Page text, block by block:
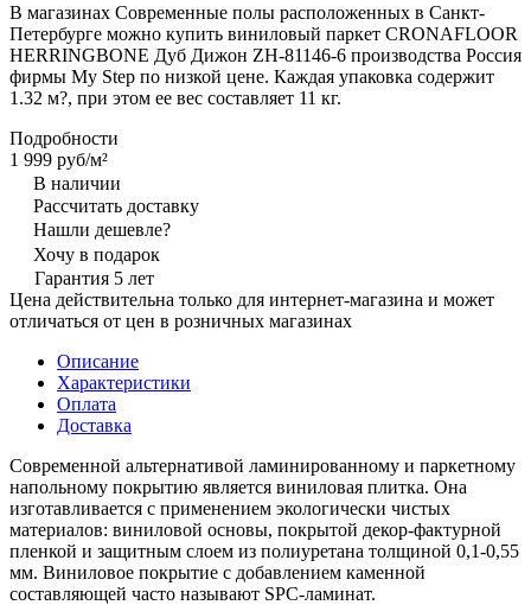
В магазинах Современные полы расположенных в Санкт-
Петербурге можно купить виниловый паркет CRONAFLOOR
HERRINGBONE Дуб Дижон ZH-81146-6 производства Россия
фирмы My Step по низкой цене. Каждая упаковка содержит
1.32 м?, при этом ее вес составляет 11 кг.
Подробности
1 999 руб/м²
В наличии
Рассчитать доставку
Нашли дешевле?
Хочу в подарок
Гарантия 5 лет
Цена действительна только для интернет-магазина и может
отличаться от цен в розничных магазинах
Описание
Характеристики
Оплата
Доставка
Современной альтернативой ламинированному и паркетному
напольному покрытию является виниловая плитка. Она
изготавливается с применением экологически чистых
материалов: виниловой основы, покрытой декор-фактурной
пленкой и защитным слоем из полиуретана толщиной 0,1-0,55
мм. Виниловое покрытие с добавлением каменной
составляющей часто называют SPC-ламинат.